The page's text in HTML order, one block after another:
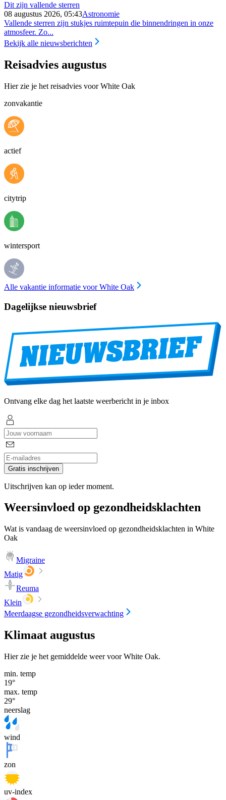
Dit zijn vallende sterren
08 augustus 2026, 05:43Astronomie
Vallende sterren zijn stukjes ruimtepuin die binnendringen in onze
atmosfeer. Zo...
Bekijk alle nieuwsberichten
Reisadvies augustus
Hier zie je het reisadvies voor White Oak
zonvakantie
actief
citytrip
wintersport
Alle vakantie informatie voor White Oak
Dagelijkse nieuwsbrief
Ontvang elke dag het laatste weerbericht in je inbox
Gratis inschrijven
Uitschrijven kan op ieder moment.
Weersinvloed op gezondheidsklachten
Wat is vandaag de weersinvloed op gezondheidsklachten in White
Oak
Migraine
Matig
Reuma
Klein
Meerdaagse gezondheidsverwachting
Klimaat augustus
Hier zie je het gemiddelde weer voor White Oak.
min. temp
19°
max. temp
29°
neerslag
wind
zon
uv-index